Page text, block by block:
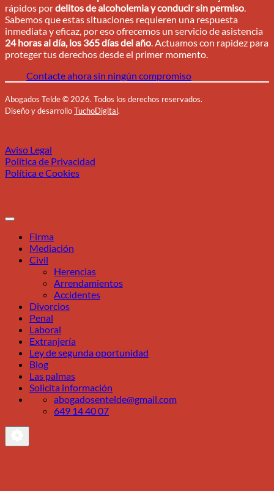
rápidos pordelitos de alcoholemia y conducir sin permiso.
Sabemos que estas situaciones requieren una respuesta
inmediata y eficaz, por eso ofrecemos un servicio de asistencia
24 horas al día, los 365 días del año. Actuamos con rapidez para
proteger tus derechos desde el primer momento.
Contacte ahora sin ningún compromiso
Abogados Telde© 2026. Todos los derechos reservados.
Diseño y desarrolloTuchoDigital.
Aviso Legal
Política de Privacidad
Política e Cookies
Firma
Mediación
Civil
Herencias
Arrendamientos
Accidentes
Divorcios
Penal
Laboral
Extranjería
Ley de segunda oportunidad
Blog
Las palmas
Solicita información
abogadosentelde@gmail.com
649 14 40 07